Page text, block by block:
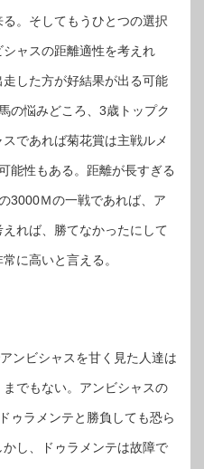
。そしてもうひとつの選択
ャスの距離適性を考えれ
した方が好結果が出る可能
の悩みどころ、3歳トップク
であれば菊花賞は主戦ルメ
能性もある。距離が長すぎる
3000Ｍの一戦であれば、ア
れば、勝てなかったにして
に高いと言える。
ンビシャスを甘く見た人達は
でもない。アンビシャスの
ゥラメンテと勝負しても恐ら
し、ドゥラメンテは故障で